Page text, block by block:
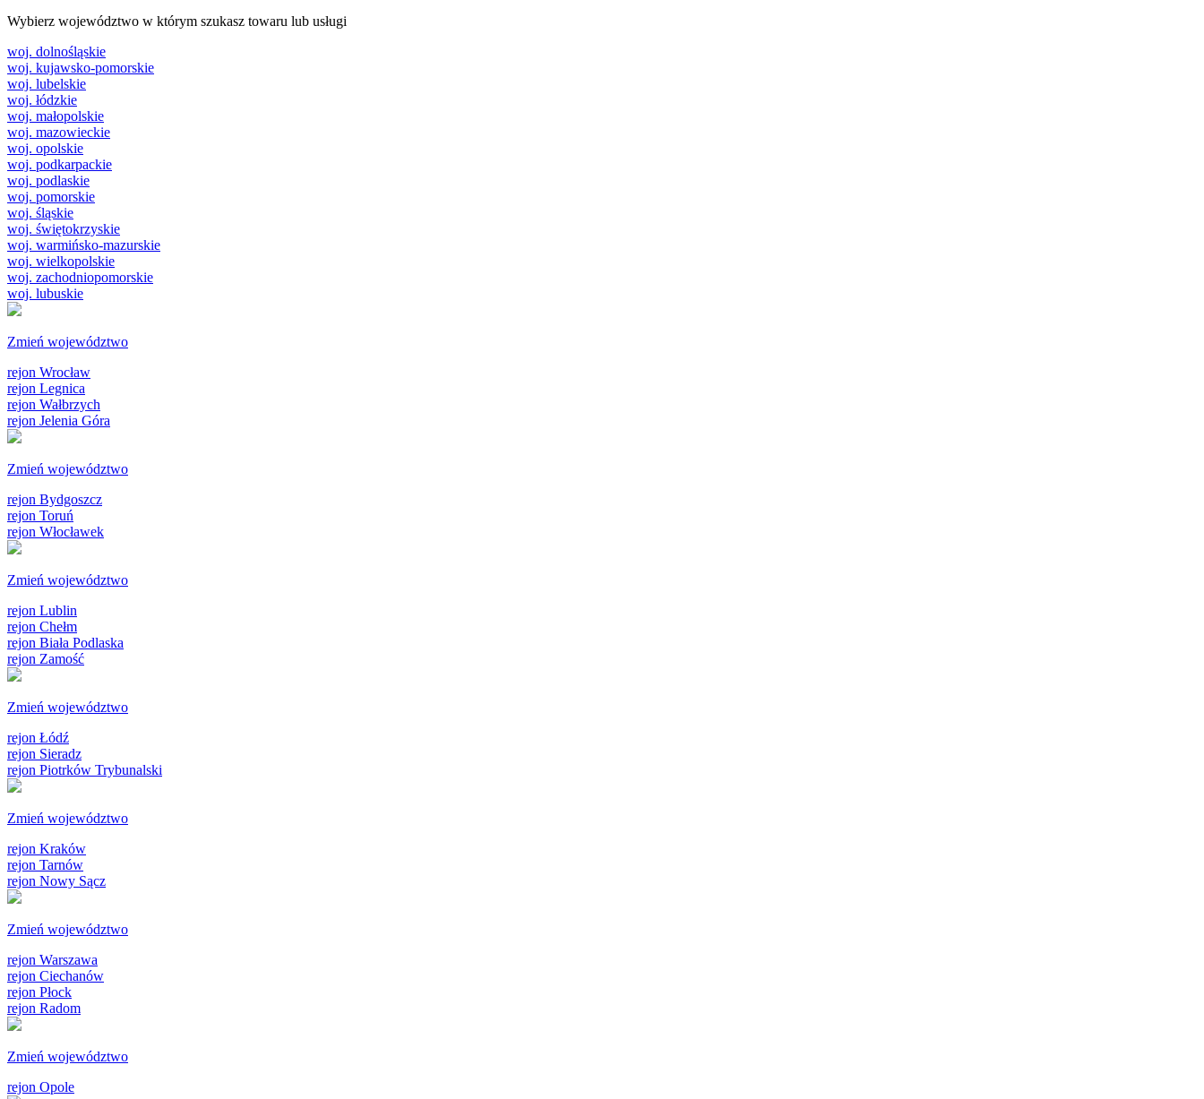
Wybierz województwo w którym szukasz towaru lub usługi
woj. dolnośląskie
woj. kujawsko-pomorskie
woj. lubelskie
woj. łódzkie
woj. małopolskie
woj. mazowieckie
woj. opolskie
woj. podkarpackie
woj. podlaskie
woj. pomorskie
woj. śląskie
woj. świętokrzyskie
woj. warmińsko-mazurskie
woj. wielkopolskie
woj. zachodniopomorskie
woj. lubuskie
Zmień województwo
rejon Wrocław
rejon Legnica
rejon Wałbrzych
rejon Jelenia Góra
Zmień województwo
rejon Bydgoszcz
rejon Toruń
rejon Włocławek
Zmień województwo
rejon Lublin
rejon Chełm
rejon Biała Podlaska
rejon Zamość
Zmień województwo
rejon Łódź
rejon Sieradz
rejon Piotrków Trybunalski
Zmień województwo
rejon Kraków
rejon Tarnów
rejon Nowy Sącz
Zmień województwo
rejon Warszawa
rejon Ciechanów
rejon Płock
rejon Radom
Zmień województwo
rejon Opole